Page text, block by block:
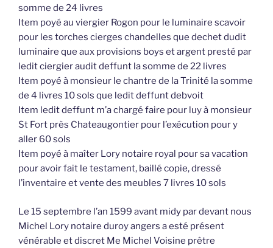
somme de 24 livres
Item poyé au viergier Rogon pour le luminaire scavoir
pour les torches cierges chandelles que dechet dudit
luminaire que aux provisions boys et argent presté par
ledit ciergier audit deffunt la somme de 22 livres
Item poyé à monsieur le chantre de la Trinité la somme
de 4 livres 10 sols que ledit deffunt debvoit
Item ledit deffunt m’a chargé faire pour luy à monsieur
St Fort près Chateaugontier pour l’exécution pour y
aller 60 sols
Item poyé à maîter Lory notaire royal pour sa vacation
pour avoir fait le testament, baillé copie, dressé
l’inventaire et vente des meubles 7 livres 10 sols
Le 15 septembre l’an 1599 avant midy par devant nous
Michel Lory notaire duroy angers a esté présent
vénérable et discret Me Michel Voisine prêtre